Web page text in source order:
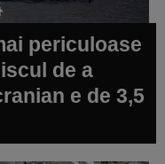
periculoase
de a
e de 3,5